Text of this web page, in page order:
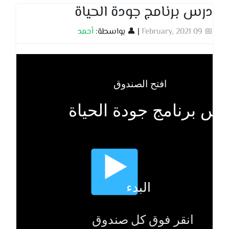
درس برنامج جودة الحياة
📅 09 February, 2021 | 👤 بواسطة: أحمد